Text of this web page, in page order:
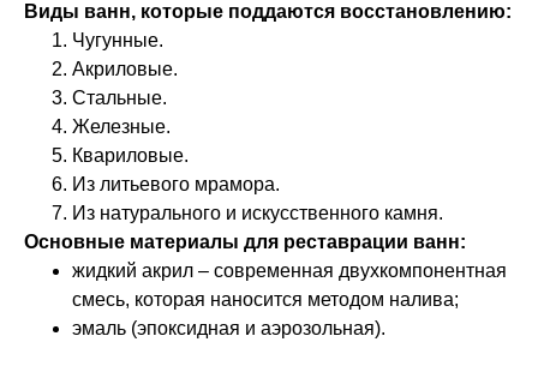
Виды ванн, которые поддаются восстановлению:
Чугунные.
Акриловые.
Стальные.
Железные.
Квариловые.
Из литьевого мрамора.
Из натурального и искусственного камня.
Основные материалы для реставрации ванн:
жидкий акрил – современная двухкомпонентная
смесь, которая наносится методом налива;
эмаль (эпоксидная и аэрозольная).